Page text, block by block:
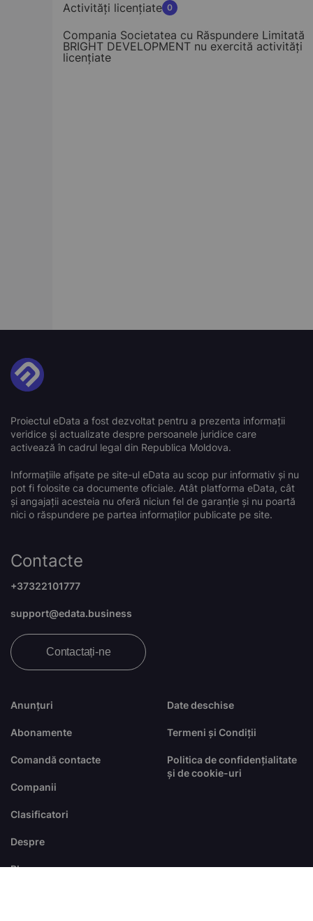
Activități licențiate 0
Compania Societatea cu Răspundere Limitată
BRIGHT DEVELOPMENT nu exercită activități
licențiate
Proiectul eData a fost dezvoltat pentru a prezenta informații
veridice și actualizate despre persoanele juridice care
activează în cadrul legal din Republica Moldova.
Informațiile afișate pe site-ul eData au scop pur informativ și nu
pot fi folosite ca documente oficiale. Atât platforma eData, cât
și angajații acesteia nu oferă niciun fel de garanție și nu poartă
nici o răspundere pe partea informaților publicate pe site.
Anunțuri
Abonamente
Comandă contacte
Companii
Clasificatori
Despre
Blog
Date deschise
Termeni și Condiții
Politica de confidențialitate
și de cookie-uri
Contacte
+37322101777
support@edata.business
Contactați-ne